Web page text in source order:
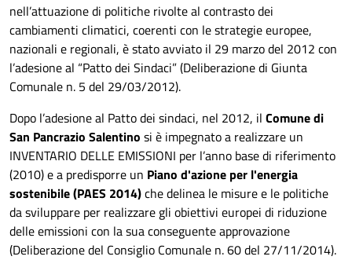
nell’attuazione di politiche rivolte al contrasto dei
cambiamenti climatici, coerenti con le strategie europee,
nazionali e regionali, è stato avviato il 29 marzo del 2012 con
l’adesione al “Patto dei Sindaci” (Deliberazione di Giunta
Comunale n. 5 del 29/03/2012).
Dopo l’adesione al Patto dei sindaci, nel 2012, il Comune di
San Pancrazio Salentino si è impegnato a realizzare un
INVENTARIO DELLE EMISSIONI per l’anno base di riferimento
(2010) e a predisporre un Piano d'azione per l'energia
sostenibile (PAES 2014)che delinea le misure e le politiche
da sviluppare per realizzare gli obiettivi europei di riduzione
delle emissioni con la sua conseguente approvazione
(Deliberazione del Consiglio Comunale n. 60 del 27/11/2014).